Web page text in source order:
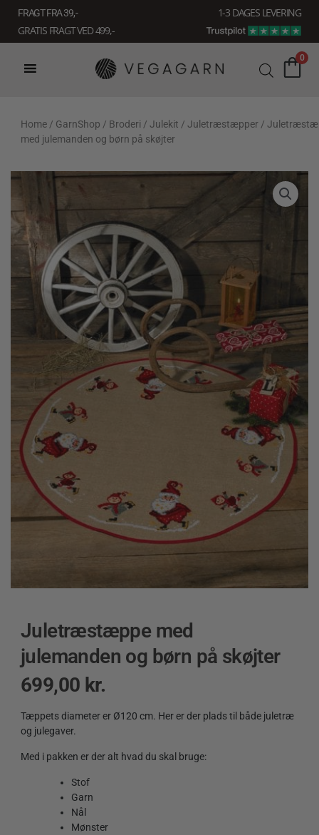
indholdet
FRAGT FRA 39, -
1-3 DAGES LEVERING
GRATIS FRAGT VED 499,-
0
Home / GarnShop / Broderi / Julekit / Juletræstæpper /
med julemanden og børn på skøjter
Juletræstæppe med
julemanden og børn på skøjter
699,00 kr.
Tæppets diameter er Ø120 cm. Her er der plads til både juletræ
og julegaver.
Med i pakken er der alt hvad du skal bruge:
Stof
Garn
Nål
Mønster